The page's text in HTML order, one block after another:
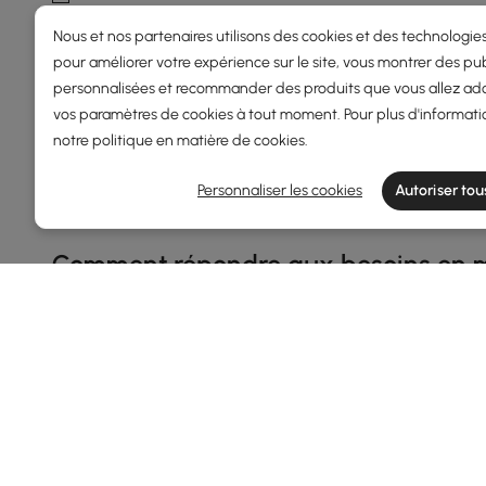
Bois Naturel
Gris
En savoir plus
Products in the current category have been updated to show
Comment répondre aux besoins en
Nous et nos partenaires utilisons des cookies et des
pour améliorer votre expérience sur le site, vous montrer des
personnalisées et recommander des produits que vous allez
vos paramètres de cookies à tout moment. Pour plus
notrepolitique en matière de cookies.
Personnaliser les cookies Autoriser